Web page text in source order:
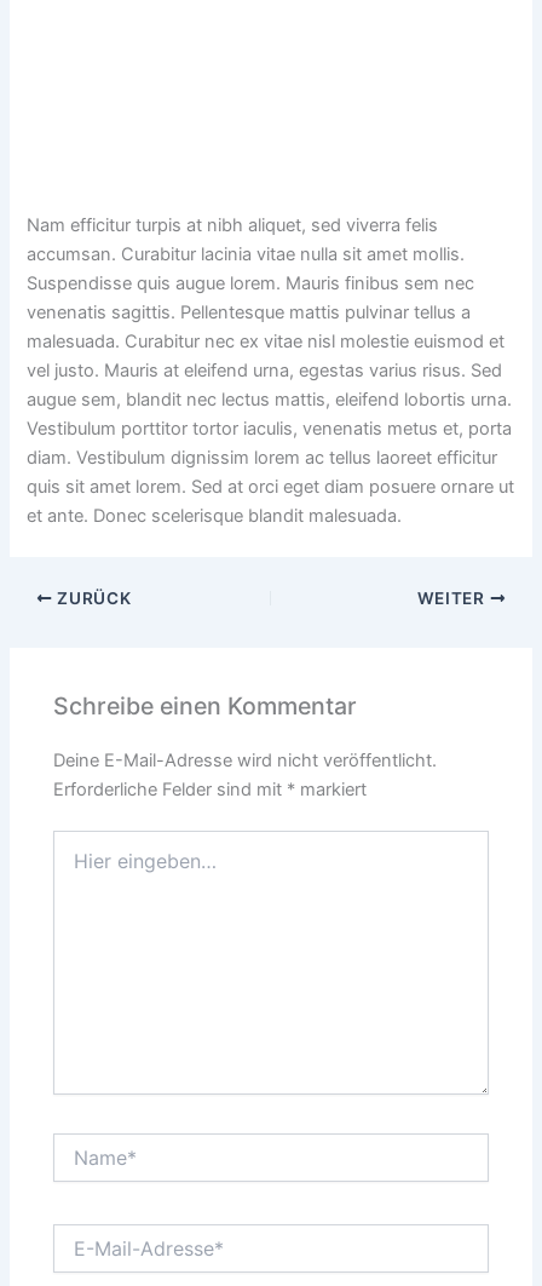
Nam efficitur turpis at nibh aliquet, sed viverra felis
accumsan. Curabitur lacinia vitae nulla sit amet mollis.
Suspendisse quis augue lorem. Mauris finibus sem nec
venenatis sagittis. Pellentesque mattis pulvinar tellus a
malesuada. Curabitur nec ex vitae nisl molestie euismod et
vel justo. Mauris at eleifend urna, egestas varius risus. Sed
augue sem, blandit nec lectus mattis, eleifend lobortis urna.
Vestibulum porttitor tortor iaculis, venenatis metus et, porta
diam. Vestibulum dignissim lorem ac tellus laoreet efficitur
quis sit amet lorem. Sed at orci eget diam posuere ornare ut
et ante. Donec scelerisque blandit malesuada.
ZURÜCK WEITER
Schreibe einen Kommentar
Deine E-Mail-Adresse wird nicht veröffentlicht.
Erforderliche Felder sind mit * markiert
eingeben…
Mail-